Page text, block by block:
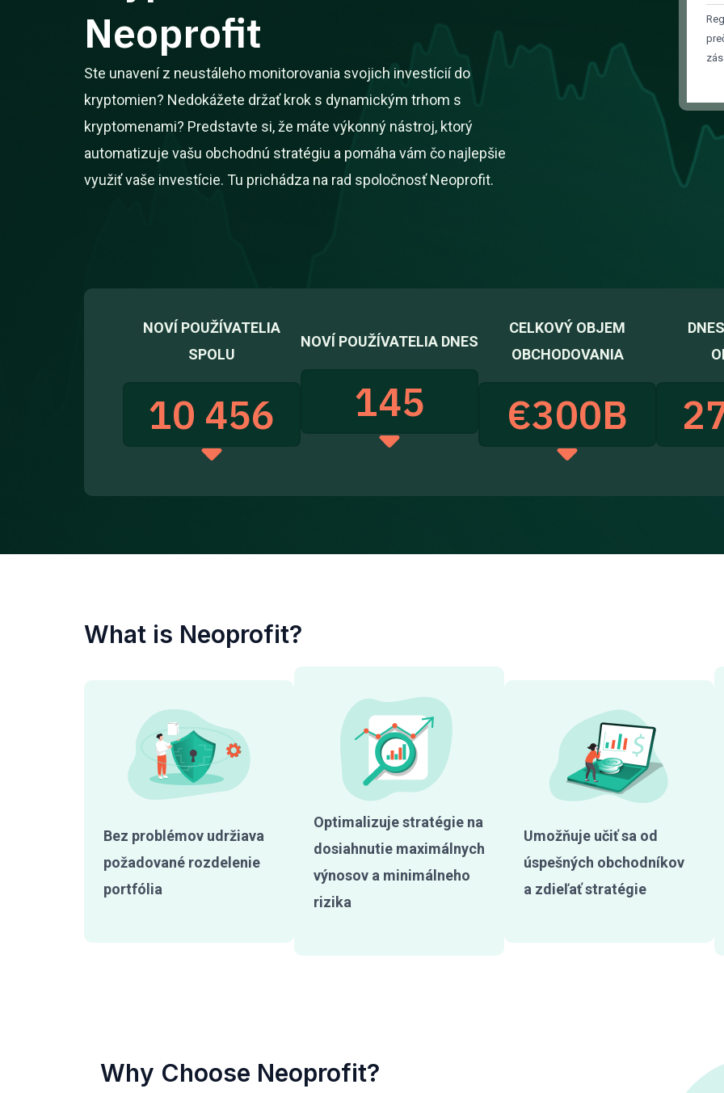
Neoprofit
Ste unavení z neustáleho monitorovania svojich investícií do
kryptomien? Nedokážete držať krok s dynamickým trhom s
kryptomenami? Predstavte si, že máte výkonný nástroj, ktorý
automatizuje vašu obchodnú stratégiu a pomáha vám čo najlepšie
využiť vaše investície. Tu prichádza na rad spoločnosť Neoprofit.
NOVÍ POUŽÍVATELIA
SPOLU
10 456
NOVÍ POUŽÍVATELIA DNES
145
CELKOVÝ OBJEM
OBCHODOVANIA
€300B
What is Neoprofit?
Bez problémov udržiava
požadované rozdelenie
portfólia
Optimalizuje stratégie na
dosiahnutie maximálnych
výnosov a minimálneho
rizika
Umožňuje učiť sa od
úspešných obchodníkov
a zdieľať stratégie
Why Choose Neoprofit?